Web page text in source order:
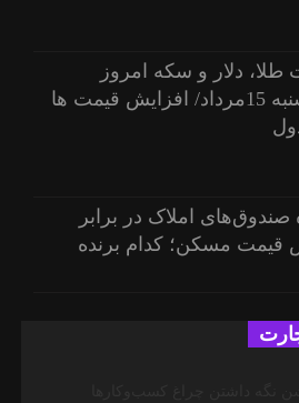
طلا، دلار و سکه امروز
پنجشنبه 15مرداد/ افزایش قیمت ها
صندوق‌های املاک در برابر
مسکن؛ کدام برنده